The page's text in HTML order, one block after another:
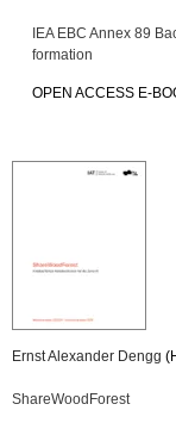
IEA EBC Annex 89
for­ma­ti­on
OPEN AC­CESS E-
Ernst Alex­an­der Dengg
Share­Wood­Fo­rest